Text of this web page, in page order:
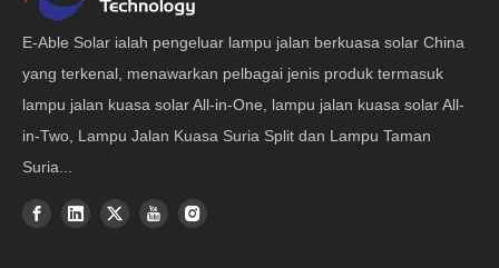
E-Able Solar ialah pengeluar lampu jalan berkuasa solar China
yang terkenal, menawarkan pelbagai jenis produk termasuk
lampu jalan kuasa solar All-in-One, lampu jalan kuasa solar All-
in-Two, Lampu Jalan Kuasa Suria Split dan Lampu Taman
Suria...